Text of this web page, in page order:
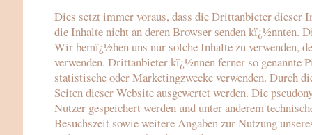
Dies setzt immer voraus, dass die Drittanbieter dieser
die Inhalte nicht an deren Browser senden
Wir bemï¿½hen uns nur solche Inhalte zu verwenden,
verwenden. Drittanbieter kï¿½nnen ferner so genannte
statistische oder Marketingzwecke verwenden. Durch
Seiten dieser Website ausgewertet werden. Die
Nutzer gespeichert werden und unter anderem
Besuchszeit sowie weitere Angaben zur Nutzung